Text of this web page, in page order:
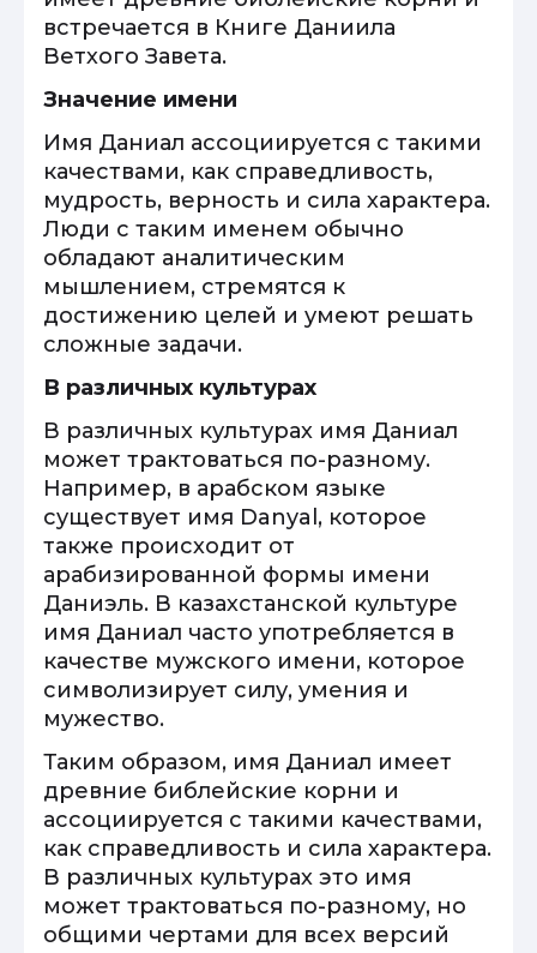
встречается в Книге Даниила
Ветхого Завета.
Значение имени
Имя Даниал ассоциируется с такими
качествами, как справедливость,
мудрость, верность и сила характера.
Люди с таким именем обычно
обладают аналитическим
мышлением, стремятся к
достижению целей и умеют решать
сложные задачи.
В различных культурах
В различных культурах имя Даниал
может трактоваться по-разному.
Например, в арабском языке
существует имя Danyal, которое
также происходит от
арабизированной формы имени
Даниэль. В казахстанской культуре
имя Даниал часто употребляется в
качестве мужского имени, которое
символизирует силу, умения и
мужество.
Таким образом, имя Даниал имеет
древние библейские корни и
ассоциируется с такими качествами,
как справедливость и сила характера.
В различных культурах это имя
может трактоваться по-разному, но
общими чертами для всех версий